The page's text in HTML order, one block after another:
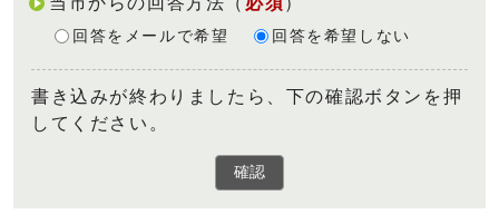
回答をメールで希望 回答を希望しない
書き込みが終わりましたら、下の確認ボタンを押
してください。
確認